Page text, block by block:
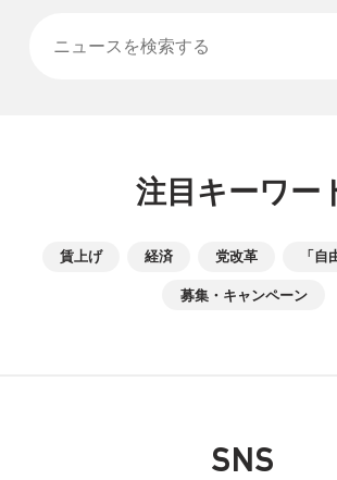
注目キーワー
賃上げ 経済 党改革 「自
募集・キャンペーン
SNS